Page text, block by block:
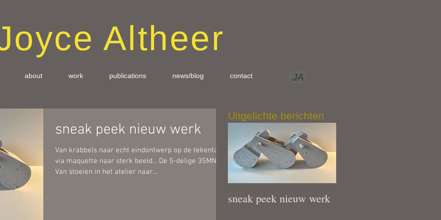
Altheer
about work publications news/blog contact JA
sneak peek nieuw werk
Van krabbels naar echt eindontwerp op de tekentafel,
via maquette naar sterk beeld... De 5-delige 3SMN!
Van stoeien in het atelier naar...
Uitgelichte berichten
sneak peek nieuw werk